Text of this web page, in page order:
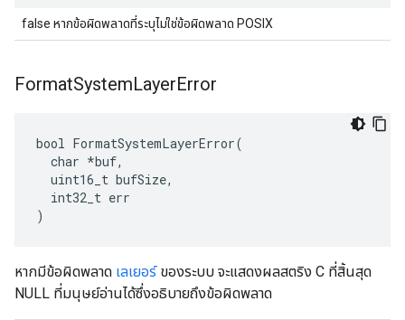
false หากข้อผิดพลาดที่ระบุไม่ใช่ข้อผิดพลาด POSIX
FormatSystemLayerError
bool FormatSystemLayerError(
  char *buf,
  uint16_t bufSize,
  int32_t err
)
หากมีข้อผิดพลาด เลเยอร์ของระบบ จะแสดงผลสตริง C ที่สิ้นสุด
NULL ที่มนุษย์อ่านได้ซึ่งอธิบายถึงข้อผิดพลาด